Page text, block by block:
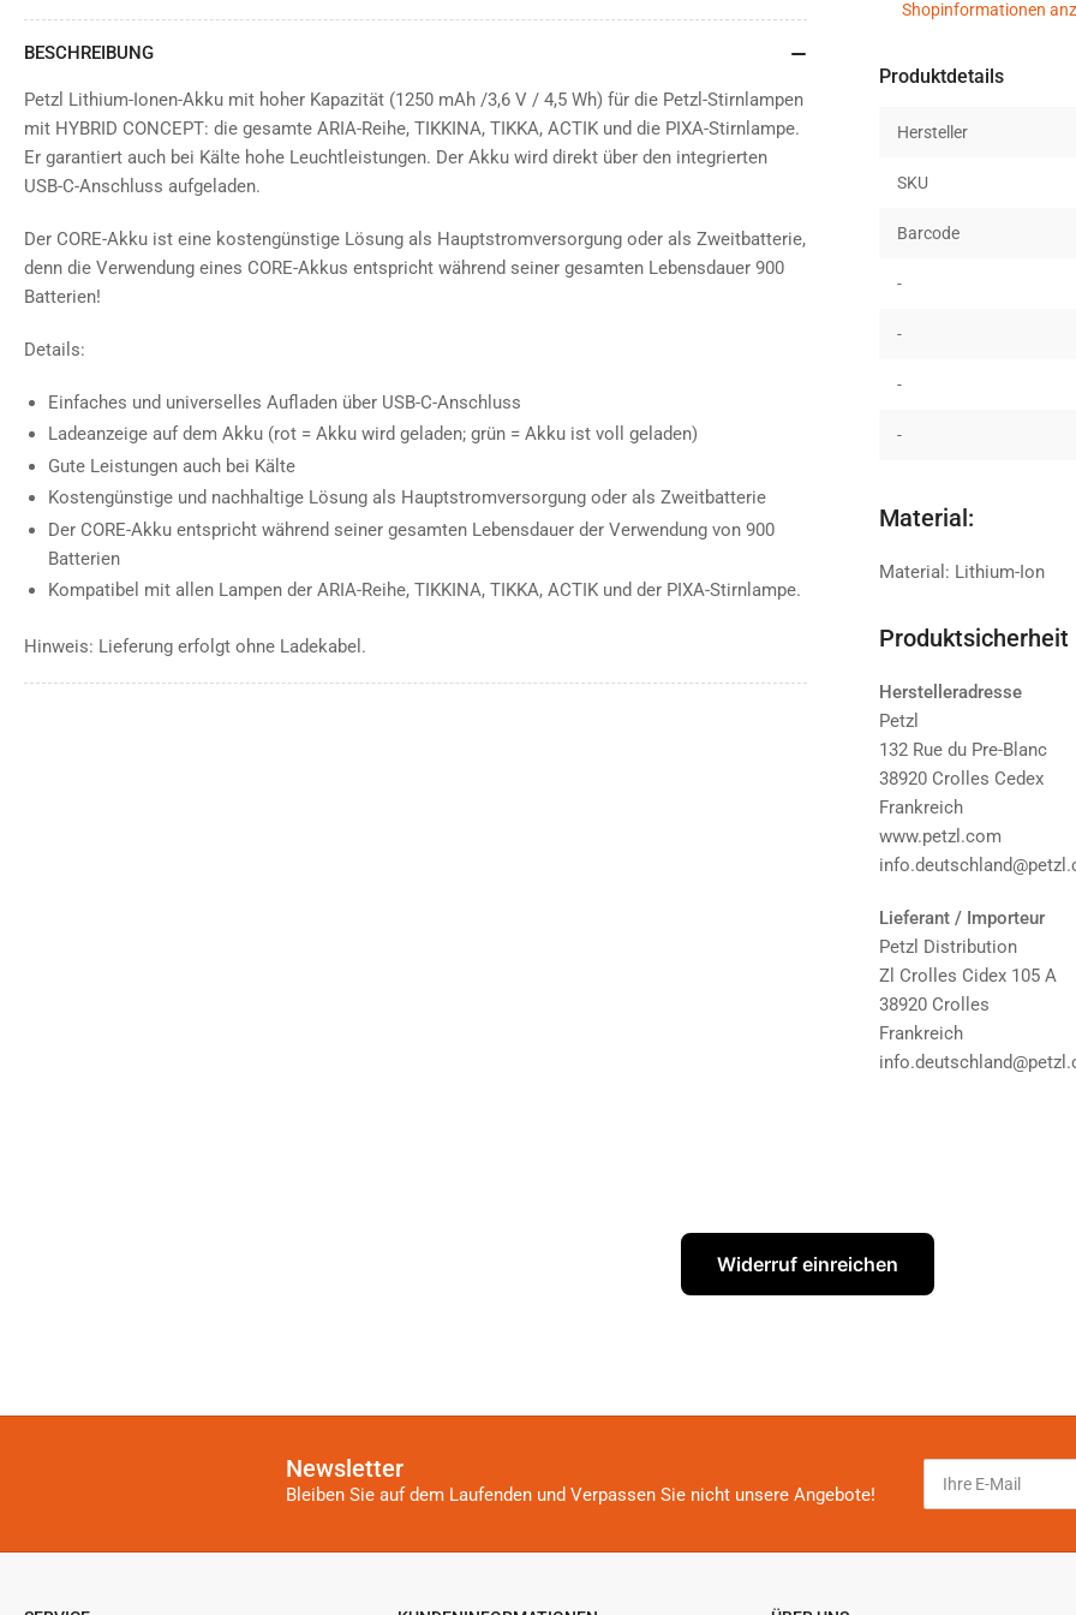
Shopinformationen
Produktdetails
Hersteller
SKU
Barcode
-
-
-
-
Material:
Material: Lithium-Ion
Produktsicherheit
Herstelleradresse
Petzl
132 Rue du Pre-Blanc
38920 Crolles Cedex
Frankreich
www.petzl.com
Lieferant / Importeur
Petzl Distribution
Zl Crolles Cidex 105 A
38920 Crolles
Frankreich
BESCHREIBUNG
Petzl Lithium-Ionen-Akku mit hoher Kapazität (1250 mAh /3,6 V / 4,5 Wh) für die Petzl-Stirnlampen
mit HYBRID CONCEPT: die gesamte ARIA-Reihe, TIKKINA, TIKKA, ACTIK und die PIXA-Stirnlampe.
Er garantiert auch bei Kälte hohe Leuchtleistungen. Der Akku wird direkt über den integrierten
USB-C-Anschluss aufgeladen.
Der CORE-Akku ist eine kostengünstige Lösung als Hauptstromversorgung oder als Zweitbatterie,
denn die Verwendung eines CORE-Akkus entspricht während seiner gesamten Lebensdauer 900
Batterien!
Details:
Einfaches und universelles Aufladen über USB-C-Anschluss
Ladeanzeige auf dem Akku (rot = Akku wird geladen; grün = Akku ist voll geladen)
Gute Leistungen auch bei Kälte
Kostengünstige und nachhaltige Lösung als Hauptstromversorgung oder als Zweitbatterie
Der CORE-Akku entspricht während seiner gesamten Lebensdauer der Verwendung von 900
Batterien
Kompatibel mit allen Lampen der ARIA-Reihe, TIKKINA, TIKKA, ACTIK und der PIXA-Stirnlampe.
Hinweis: Lieferung erfolgt ohne Ladekabel.
Widerruf einreichen
Newsletter
Bleiben Sie auf dem Laufenden und Verpassen Sie nicht unsere Angebote!
Ihre
Mail